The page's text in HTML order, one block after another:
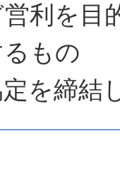
利を目
もの
を締結